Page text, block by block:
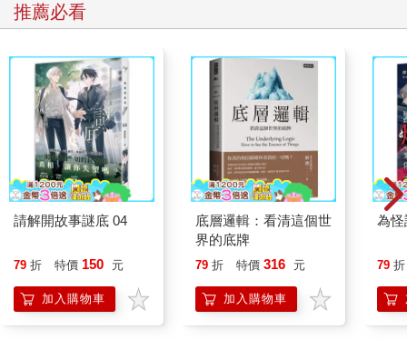
推薦必看
請解開故事謎底 04
79 折 特價 150 元
加入購物車
底層邏輯：看清這個世
界的底牌
79 折 特價 316 元
加入購物車
為怪
79 折